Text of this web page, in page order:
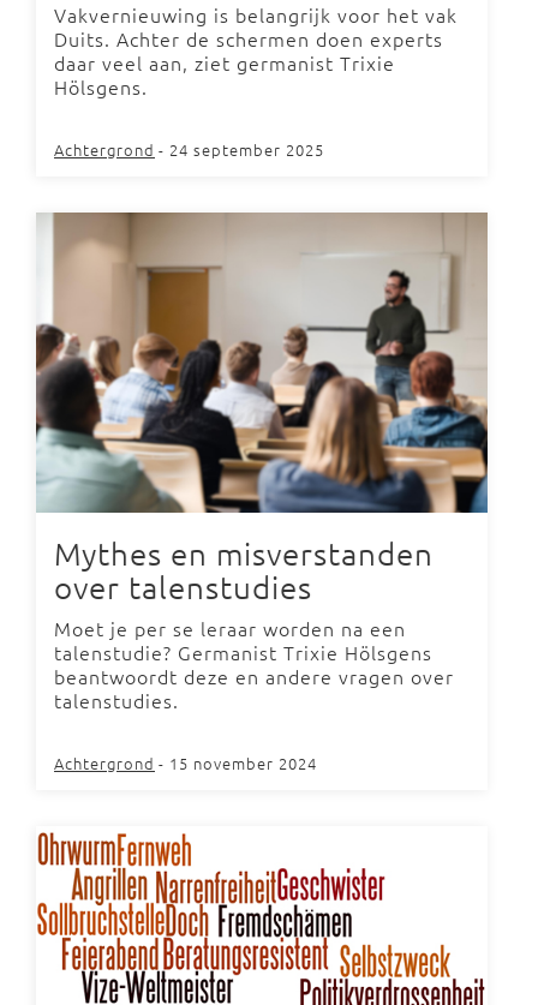
Vakvernieuwing is belangrijk voor het vak
Duits. Achter de schermen doen experts
daar veel aan, ziet germanist Trixie
Hölsgens.
Achtergrond - 24 september 2025
Mythes en misverstanden
over talenstudies
Moet je per se leraar worden na een
talenstudie? Germanist Trixie Hölsgens
beantwoordt deze en andere vragen over
talenstudies.
Achtergrond - 15 november 2024